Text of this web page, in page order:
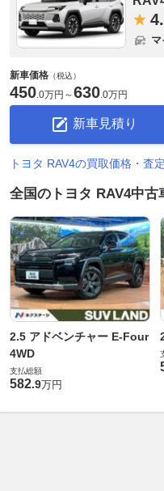
4.
新車価格 （税込）
450 0万円 ～630 0万円
新車見積り
トヨタ RAV4の買取価格・査
全国のトヨタ RAV4中古
2.5 アドベンチャー E-Four
4WD
支払総額
582.9万円